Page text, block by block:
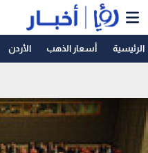
الرئيسية أسعار الذهب الأردن